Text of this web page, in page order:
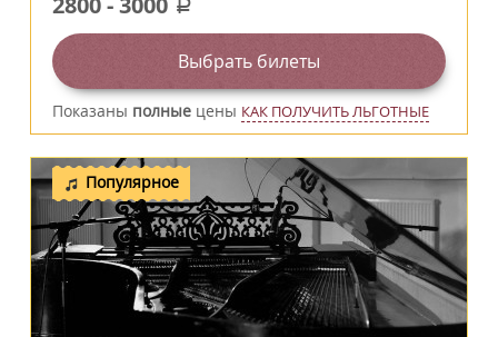
a
Выбрать билеты
Показаны полные цены КАК ПОЛУЧИТЬ ЛЬГОТНЫЕ
Популярное